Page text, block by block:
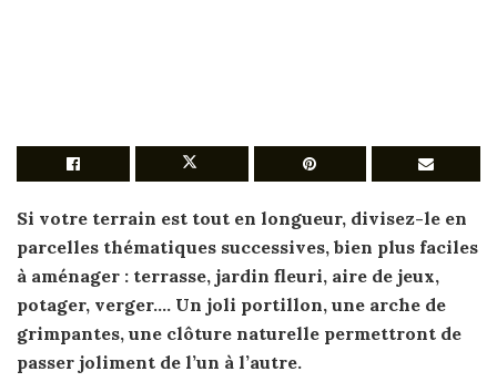
Si votre terrain est tout en longueur, divisez-le en
parcelles thématiques successives, bien plus faciles
à aménager : terrasse, jardin fleuri, aire de jeux,
potager, verger…. Un joli portillon, une arche de
grimpantes, une clôture naturelle permettront de
passer joliment de l’un à l’autre.